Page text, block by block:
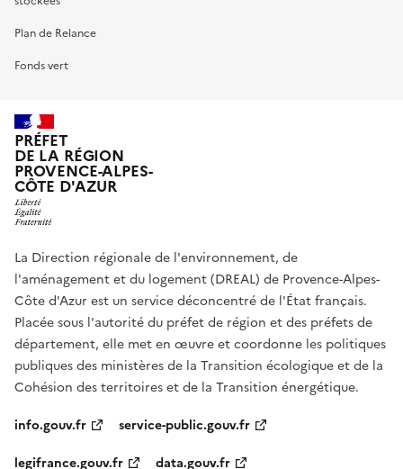
Plan de Relance
Fonds vert
PRÉFET
DE LA RÉGION
PROVENCE-ALPES-
CÔTE D'AZUR
La Direction régionale de l'environnement, de
l'aménagement et du logement (DREAL) de Provence-Alpes-
Côte d'Azur est un service déconcentré de l'État français.
Placée sous l'autorité du préfet de région et des préfets de
département, elle met en œuvre et coordonne les politiques
publiques des ministères de la Transition écologique et de la
Cohésion des territoires et de la Transition énergétique.
info.gouv.fr
service-public.gouv.fr
legifrance.gouv.fr
data.gouv.fr